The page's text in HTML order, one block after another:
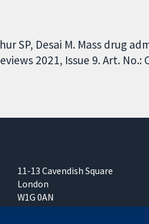
SP, Desai M. Mass drug
2021, Issue 9. Art. No.:
11-13 Cavendish Square
London
W1G 0AN
United Kingdom